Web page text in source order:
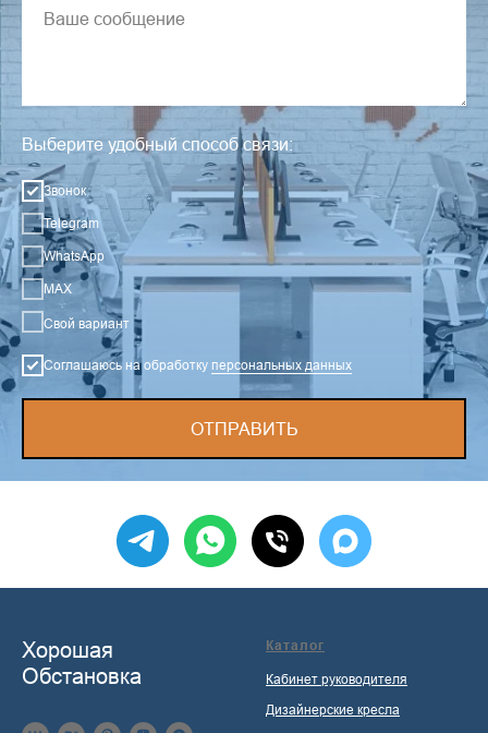
Выберите удобный способ связи:
Звонок
Telegram
WhatsApp
MAX
Свой вариант
Соглашаюсь на обработку персональных данных
ОТПРАВИТЬ
Хорошая
Обстановка
Каталог
Кабинет руководителя
Дизайнерские кресла